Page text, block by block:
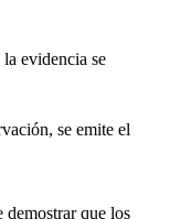
evidencia se
se emite el
que los